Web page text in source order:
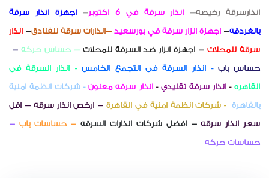
انذارسرقةرخيصه– انذار سرقة في 6 اكتوبر –اجهزة انذار سرقة
بالغردقه– اجهزة انزار سرقة في بورسعيد –انذارات سرقة للفنادق– انذار
سرقة للمحلات – اجهزة انزار ضد السرقة للمحلات – حساس حركه–
حساس باب - انذار السرقة فى التجمع الخامس - انذار السرقة فى
القاهره - انذار سرقة تقليدي - انذار سرقه معنون - شركات انظمة امنية
بالقاهرة - شركات انظمة امنية في القاهرة – ارخص انذار سرقه– اقل
سعر انذار سرقه – افضل شركات انذارات السرقه – حساسات باب –
حساسات حركه